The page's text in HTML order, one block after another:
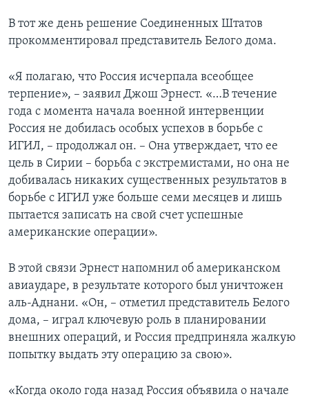
В тот же день решение Соединенных Штатов
прокомментировал представитель Белого дома.
«Я полагаю, что Россия исчерпала всеобщее
терпение», – заявил Джош Эрнест. «…В течение
года с момента начала военной интервенции
Россия не добилась особых успехов в борьбе с
ИГИЛ, – продолжал он. – Она утверждает, что ее
цель в Сирии – борьба с экстремистами, но она не
добивалась никаких существенных результатов в
борьбе с ИГИЛ уже больше семи месяцев и лишь
пытается записать на свой счет успешные
американские операции».
В этой связи Эрнест напомнил об американском
авиаударе, в результате которого был уничтожен
аль-Аднани. «Он, – отметил представитель Белого
дома, – играл ключевую роль в планировании
внешних операций, и Россия предприняла жалкую
попытку выдать эту операцию за свою».
«Когда около года назад Россия объявила о начале